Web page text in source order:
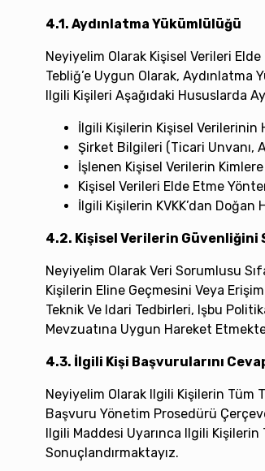
4.1. Aydınlatma Yükümlülüğü
Neyiyelim Olarak Kişisel Verileri
Tebliğ’e Uygun Olarak,
Ilgili Kişileri Aşağıdaki Hususlarda
İlgili Kişilerin Kişisel Verilerinin
Şirket Bilgileri (ticari Unvanı,
İşlenen Kişisel Verilerin
Kişisel Verileri Elde Etme
İlgili Kişilerin KVKK’dan Doğan
4.2. Kişisel Verilerin Güvenliğini
Neyiyelim Olarak Veri Sorumlusu
Kişilerin Eline Geçmesini Veya
Teknik Ve Idari Tedbirleri, Işbu
Mevzuatına Uygun Hareket
4.3. İlgili Kişi Başvurularını
Neyiyelim Olarak Ilgili Kişilerin Tüm
Başvuru Yönetim Prosedürü
Ilgili Maddesi Uyarınca Ilgili
Sonuçlandırmaktayız.